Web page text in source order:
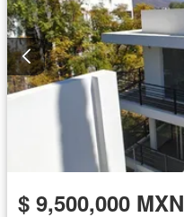
$ 9,500,000 MXN